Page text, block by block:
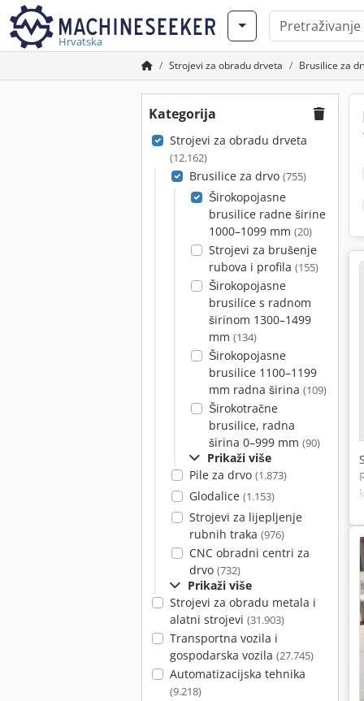
Hrvatska
Strojevi za obradu drveta Brusilice za
Kategorija
Strojevi za obradu drveta
(12.162)
Brusilice za drvo (755)
Širokopojasne
brusilice radne širine
1000–1099 mm (20)
Strojevi za brušenje
rubova i profila (155)
Širokopojasne
brusilice s radnom
širinom 1300–1499
mm (134)
Širokopojasne
brusilice 1100–1199
mm radna širina (109)
Širokotračne
brusilice, radna
širina 0–999 mm (90)
Prikaži više
Pile za drvo (1.873)
Glodalice (1.153)
Strojevi za lijepljenje
rubnih traka (976)
CNC obradni centri za
drvo (732)
Prikaži više
Strojevi za obradu metala i
alatni strojevi (31.903)
Transportna vozila i
gospodarska vozila (27.745)
Automatizacijska tehnika
(9.218)